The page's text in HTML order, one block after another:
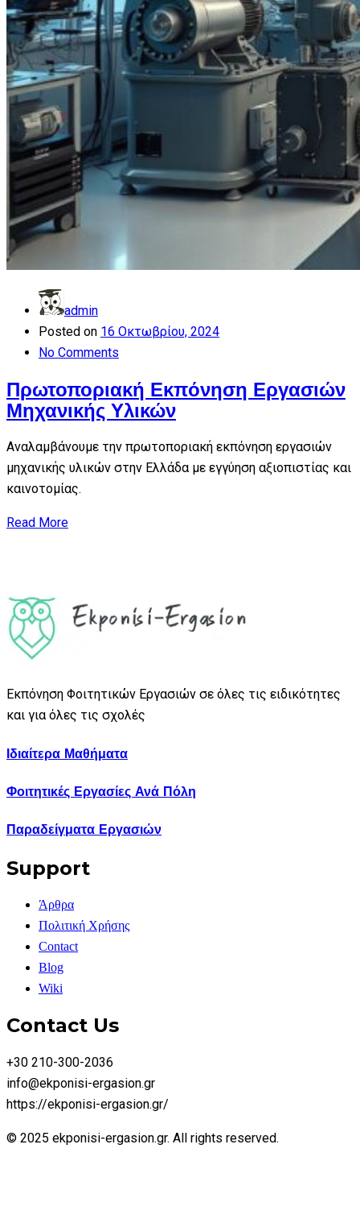
admin
Posted on 16 Οκτωβρίου, 2024
No Comments
Πρωτοποριακή Εκπόνηση Εργασιών
Μηχανικής Υλικών
Αναλαμβάνουμε την πρωτοποριακή εκπόνηση εργασιών
μηχανικής υλικών στην Ελλάδα με εγγύηση αξιοπιστίας και
καινοτομίας.
Read More
Εκπόνηση Φοιτητικών Εργασιών σε όλες τις ειδικότητες
και για όλες τις σχολές
Ιδιαίτερα Μαθήματα
Φοιτητικές Εργασίες Ανά Πόλη
Παραδείγματα Εργασιών
Support
Άρθρα
Πολιτική Χρήσης
Contact
Blog
Wiki
Contact Us
+30 210-300-2036
info@ekponisi-ergasion.gr
https://ekponisi-ergasion.gr/
© 2025 ekponisi-ergasion.gr. All rights reserved.